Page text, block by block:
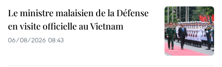
Le ministre malaisien de la Défense
en visite officielle au Vietnam
06/08/2026 08:43